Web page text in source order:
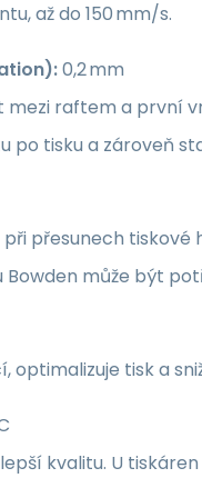
až do 150 mm/s.
0,2 mm
raftem a první
po tisku a zároveň
přesunech tiskové
může být
optimalizuje tisk a
kvalitu. U